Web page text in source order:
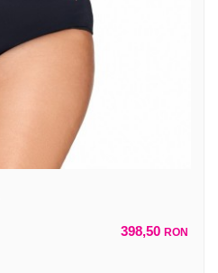
398,50 RON